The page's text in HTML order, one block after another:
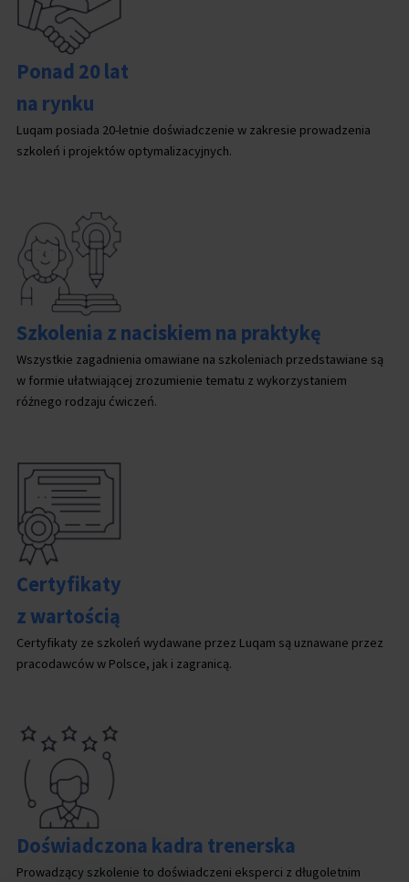
Ponad 20 lat
na rynku
Luqam posiada 20-letnie doświadczenie w zakresie prowadzenia
szkoleń i projektów optymalizacyjnych.
Szkolenia z naciskiem na praktykę
Wszystkie zagadnienia omawiane na szkoleniach przedstawiane są
w formie ułatwiającej zrozumienie tematu z wykorzystaniem
różnego rodzaju ćwiczeń.
Certyfikaty
z wartością
Certyfikaty ze szkoleń wydawane przez Luqam są uznawane przez
pracodawców w Polsce, jak i zagranicą.
Doświadczona kadra trenerska
Prowadzący szkolenie to doświadczeni eksperci z długoletnim